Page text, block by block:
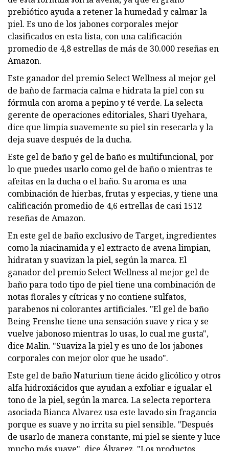
prebiótico ayuda a retener la humedad y calmar la
piel. Es uno de los jabones corporales mejor
clasificados en esta lista, con una calificación
promedio de 4,8 estrellas de más de 30.000 reseñas en
Amazon.
Este ganador del premio Select Wellness al mejor gel
de baño de farmacia calma e hidrata la piel con su
fórmula con aroma a pepino y té verde. La selecta
gerente de operaciones editoriales, Shari Uyehara,
dice que limpia suavemente su piel sin resecarla y la
deja suave después de la ducha.
Este gel de baño y gel de baño es multifuncional, por
lo que puedes usarlo como gel de baño o mientras te
afeitas en la ducha o el baño. Su aroma es una
combinación de hierbas, frutas y especias, y tiene una
calificación promedio de 4,6 estrellas de casi 1512
reseñas de Amazon.
En este gel de baño exclusivo de Target, ingredientes
como la niacinamida y el extracto de avena limpian,
hidratan y suavizan la piel, según la marca. El
ganador del premio Select Wellness al mejor gel de
baño para todo tipo de piel tiene una combinación de
notas florales y cítricas y no contiene sulfatos,
parabenos ni colorantes artificiales. "El gel de baño
Being Frenshe tiene una sensación suave y rica y se
vuelve jabonoso mientras lo usas, lo cual me gusta",
dice Malin. "Suaviza la piel y es uno de los jabones
corporales con mejor olor que he usado".
Este gel de baño Naturium tiene ácido glicólico y otros
alfa hidroxiácidos que ayudan a exfoliar e igualar el
tono de la piel, según la marca. La selecta reportera
asociada Bianca Alvarez usa este lavado sin fragancia
porque es suave y no irrita su piel sensible. "Después
de usarlo de manera constante, mi piel se siente y luce